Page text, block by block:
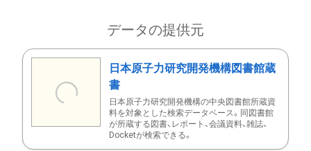
データの提供元
日本原子力研究開発機構図書館蔵
書
日本原子力研究開発機構の中央図書館所蔵資
料を対象とした検索データベース。同図書館
が所蔵する図書、レポート、会議資料、雑誌、
Docketが検索できる。